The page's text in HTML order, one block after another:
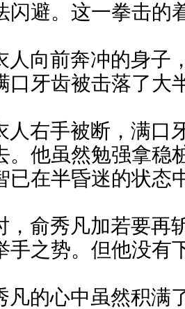
闪避。这一拳击的
向前奔冲的身子
口牙齿被击落了大
右手被断，满口
。他虽然勉强拿稳
已在半昏迷的状态
俞秀凡加若要再
手之势。但他没有
的心中虽然积满